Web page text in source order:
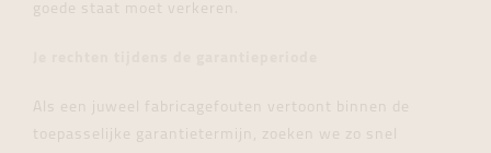
goede staat moet verkeren.
Als een juweel fabricagefouten vertoont binnen de
toepasselijke garantietermijn, zoeken we zo snel